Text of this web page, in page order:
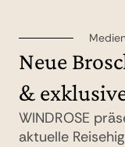
Neue
&
WINDROSE
aktuelle